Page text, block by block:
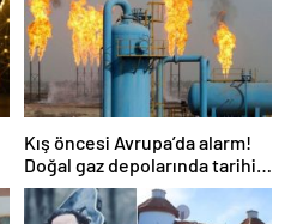
Kış öncesi Avrupa’da alarm!
Doğal gaz depolarında tarihi
düşüş